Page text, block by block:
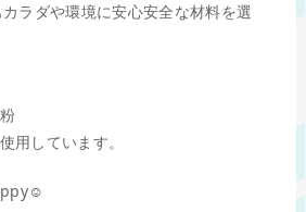
カラダや環境に安心安全な材料を選
用しています。